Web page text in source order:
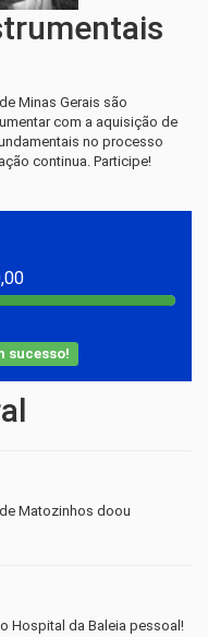
Minas Gerais são
com a aquisição de
no processo
continua. Participe!
sucesso!
Matozinhos doou
Hospital da Baleia pessoal!